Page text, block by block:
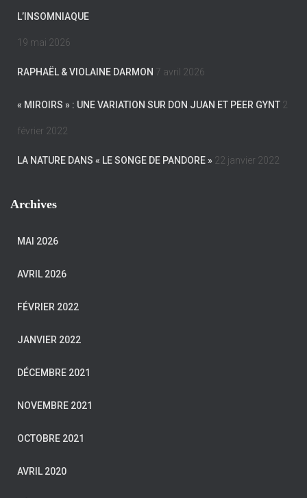
L’INSOMNIAQUE
19 mai 2026
RAPHAËL & VIOLAINE DARMON 7 avril 2026
« MIROIRS » : UNE VARIATION SUR DON JUAN ET PEER GYNT 2
février 2022
LA NATURE DANS « LE SONGE DE PANDORE » 22 janvier 2022
Archives
MAI 2026
AVRIL 2026
FÉVRIER 2022
JANVIER 2022
DÉCEMBRE 2021
NOVEMBRE 2021
OCTOBRE 2021
AVRIL 2020